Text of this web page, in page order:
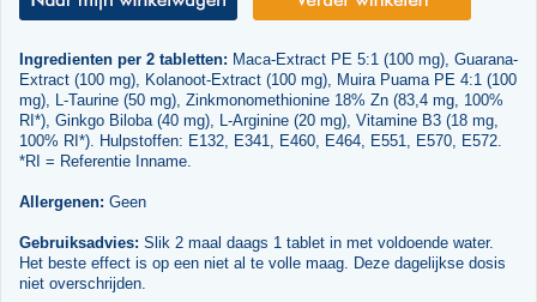
Ingredienten per 2 tabletten: Maca-Extract PE 5:1 (100 mg), Guarana-
Extract (100 mg), Kolanoot-Extract (100 mg), Muira Puama PE 4:1 (100
mg), L-Taurine (50 mg), Zinkmonomethionine 18% Zn (83,4 mg, 100%
RI*), Ginkgo Biloba (40 mg), L-Arginine (20 mg), Vitamine B3 (18 mg,
100% RI*). Hulpstoffen: E132, E341, E460, E464, E551, E570, E572.
*RI = Referentie Inname.
Allergenen: Geen
Gebruiksadvies: Slik 2 maal daags 1 tablet in met voldoende water.
Het beste effect is op een niet al te volle maag. Deze dagelijkse dosis
niet overschrijden.